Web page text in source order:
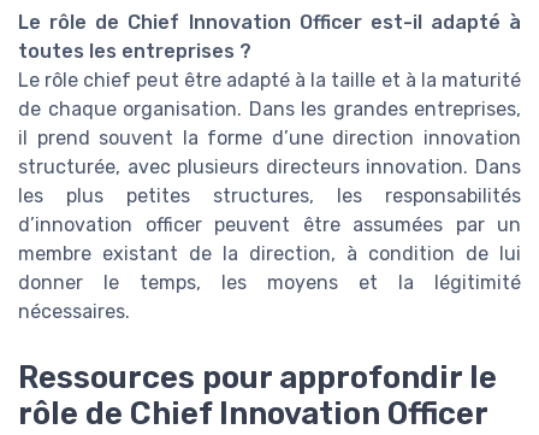
Le rôle de Chief Innovation Officer est-il adapté à
toutes les entreprises ?
Le rôle chief peut être adapté à la taille et à la maturité
de chaque organisation. Dans les grandes entreprises,
il prend souvent la forme d’une direction innovation
structurée, avec plusieurs directeurs innovation. Dans
les plus petites structures, les responsabilités
d’innovation officer peuvent être assumées par un
membre existant de la direction, à condition de lui
donner le temps, les moyens et la légitimité
nécessaires.
Ressources pour approfondir le
rôle de Chief Innovation Officer